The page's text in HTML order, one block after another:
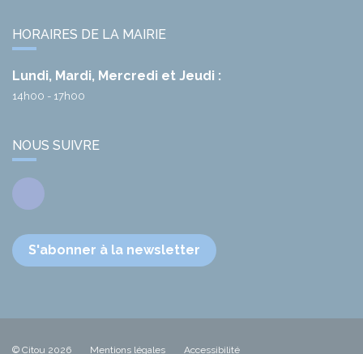
HORAIRES DE LA MAIRIE
Lundi, Mardi, Mercredi et Jeudi :
14h00 - 17h00
NOUS SUIVRE
Facebook
S'abonner à la newsletter
© Citou 2026 Mentions légales Accessibilité